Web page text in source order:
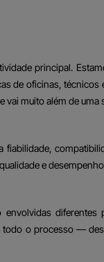
principal.
de oficinas, técnicos
muito além de uma
e
diferentes
todo o processo —